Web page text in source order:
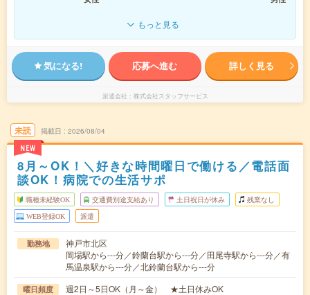
もっと見る
気になる! 応募へ進む 詳しく見る
派遣会社 株式会社スタッフサービス
未読
NEW
掲載日 2026/08/04
8月～OK！＼好きな時間曜日で働ける／電話面
談OK！病院での生活サポ
職種未経験OK 交通費別途支給あり 土日祝日が休み 残業なし
WEB登録OK 派遣
勤務地
神戸市北区
岡場駅から---分／鈴蘭台駅から---分／田尾寺駅から---分／有
馬温泉駅から---分／北鈴蘭台駅から---分
曜日頻度 週2日～5日OK（月～金） ★土日休みOK